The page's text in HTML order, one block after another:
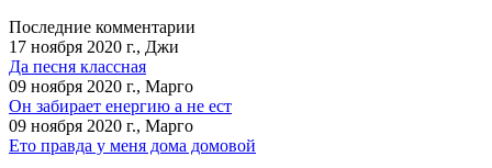
Последние комментарии
17 ноября 2020 г., Джи
Да песня классная
09 ноября 2020 г., Марго
Он забирает енергию а не ест
09 ноября 2020 г., Марго
Ето правда у меня дома домовой